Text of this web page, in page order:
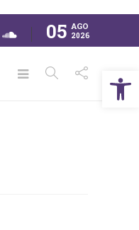
Abrir a barra de ferramentas
05 AGO
2026